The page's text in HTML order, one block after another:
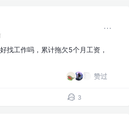
找工作吗，累计拖欠5个月工资，
赞过
3